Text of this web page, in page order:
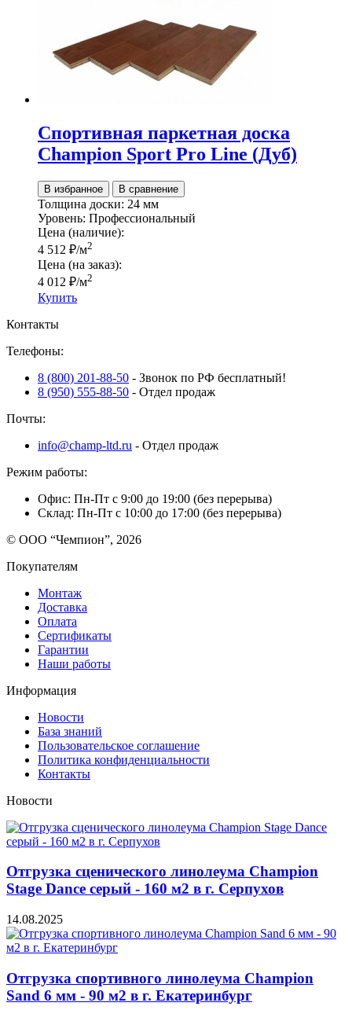
Спортивная паркетная доска
Champion Sport Pro Line (Дуб)
В избранное В сравнение
Толщина доски: 24 мм
Уровень: Профессиональный
Цена (наличие):
4 512 ₽/м2
Цена (на заказ):
4 012 ₽/м2
Купить
Контакты
Телефоны:
8 (800) 201-88-50 - Звонок по РФ бесплатный!
8 (950) 555-88-50 - Отдел продаж
Почты:
info@champ-ltd.ru - Отдел продаж
Режим работы:
Офис: Пн-Пт с 9:00 до 19:00 (без перерыва)
Склад: Пн-Пт с 10:00 до 17:00 (без перерыва)
© ООО “Чемпион”, 2026
Покупателям
Монтаж
Доставка
Оплата
Сертификаты
Гарантии
Наши работы
Информация
Новости
База знаний
Пользовательское соглашение
Политика конфиденциальности
Контакты
Новости
Отгрузка сценического линолеума Champion
Stage Dance серый - 160 м2 в г. Серпухов
14.08.2025
Отгрузка спортивного линолеума Champion
Sand 6 мм - 90 м2 в г. Екатеринбург